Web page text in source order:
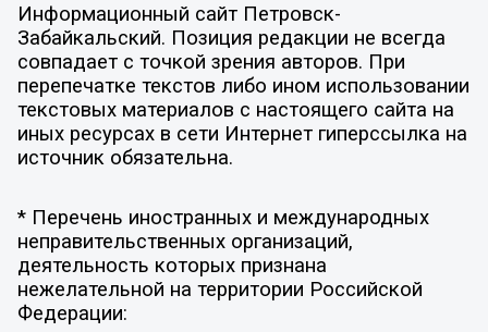
Информационный сайт Петровск-
Забайкальский. Позиция редакции не всегда
совпадает с точкой зрения авторов. При
перепечатке текстов либо ином использовании
текстовых материалов с настоящего сайта на
иных ресурсах в сети Интернет гиперссылка на
источник обязательна.
* Перечень иностранных и международных
неправительственных организаций,
деятельность которых признана
нежелательной на территории Российской
Федерации: